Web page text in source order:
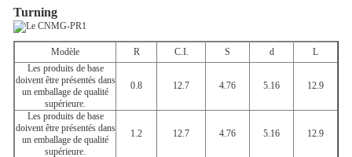
Turning
Modèle R C.I. S d
L
Les produits de base
doivent être présentés dans
un emballage de qualité
supérieure.
0.8 12.7 4.76 5.16 12.9
Les produits de base
doivent être présentés dans
un emballage de qualité
supérieure.
1.2 12.7 4.76 5.16 12.9